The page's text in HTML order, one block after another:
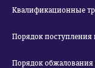
Квалификационные
Порядок
Порядок